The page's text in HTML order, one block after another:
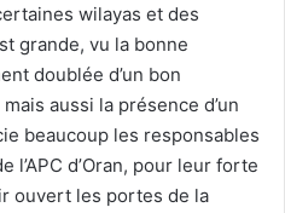
wilayas et des
grande, vu la bonne
doublée d’un bon
aussi la présence d’un
beaucoup les responsables
d’Oran, pour leur forte
ouvert les portes de la